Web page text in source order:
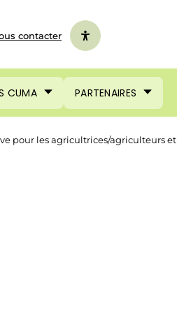
contacter
CUMA PARTENAIRES
pour les agricultrices/agriculteurs